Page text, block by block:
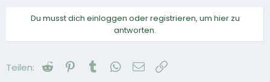
Du musst dich einloggen oder registrieren, um hier zu
antworten.
Teilen: Reddit Pinterest
Tumblr WhatsApp
E-Mail